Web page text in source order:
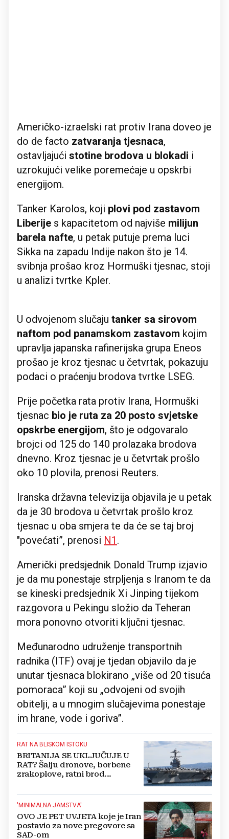
Američko-izraelski rat protiv Irana doveo je
do de facto zatvaranja tjesnaca,
ostavljajući stotine brodova u blokadi i
uzrokujući velike poremećaje u opskrbi
energijom.
Tanker Karolos, koji plovi pod zastavom
Liberije s kapacitetom od najviše milijun
barela nafte, u petak putuje prema luci
Sikka na zapadu Indije nakon što je 14.
svibnja prošao kroz Hormuški tjesnac, stoji
u analizi tvrtke Kpler.
U odvojenom slučaju tanker sa sirovom
naftom pod panamskom zastavom kojim
upravlja japanska rafinerijska grupa Eneos
prošao je kroz tjesnac u četvrtak, pokazuju
podaci o praćenju brodova tvrtke LSEG.
Prije početka rata protiv Irana, Hormuški
tjesnac bio je ruta za 20 posto svjetske
opskrbe energijom, što je odgovaralo
brojci od 125 do 140 prolazaka brodova
dnevno. Kroz tjesnac je u četvrtak prošlo
oko 10 plovila, prenosi Reuters.
Iranska državna televizija objavila je u petak
da je 30 brodova u četvrtak prošlo kroz
tjesnac u oba smjera te da će se taj broj
"povećati”, prenosi N1 .
Američki predsjednik Donald Trump izjavio
je da mu ponestaje strpljenja s Iranom te da
se kineski predsjednik Xi Jinping tijekom
razgovora u Pekingu složio da Teheran
mora ponovno otvoriti ključni tjesnac.
Međunarodno udruženje transportnih
radnika (ITF) ovaj je tjedan objavilo da je
unutar tjesnaca blokirano „više od 20 tisuća
pomoraca” koji su „odvojeni od svojih
obitelji, a u mnogim slučajevima ponestaje
im hrane, vode i goriva”.
RAT NA BLISKOM ISTOKU
BRITANIJA SE UKLJUČUJE U
RAT? Šalju dronove, borbene
zrakoplove, ratni brod...
'MINIMALNA JAMSTVA'
OVO JE PET UVJETA koje je Iran
postavio za nove pregovore sa
SAD-om